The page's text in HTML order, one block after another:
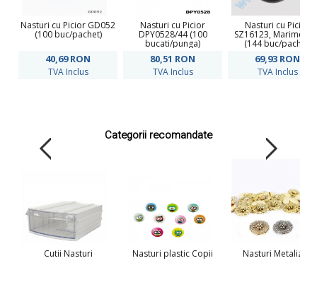
Nasturi cu Picior GD052
(100 buc/pachet)
40,69RON
TVA Inclus
Nasturi cu Picior
DPY0528/44 (100
bucati/punga)
80,51 RON
TVA Inclus
Nasturi cu Picior
SZ16123, Marimea
(144 buc/pachet)
69,93 RON
TVA Inclus
Categorii recomandate
Cutii Nasturi Nasturi plastic Copii Nasturi Metalizati